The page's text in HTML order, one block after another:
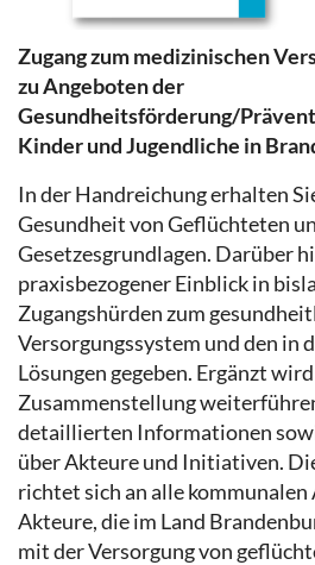
Zugang zum medizinischen
zu Angeboten der
Gesundheitsförderung/
Kinder und Jugendliche in
In der Handreichung erhalten
Gesundheit von Geflüchteten
Gesetzesgrundlagen. Darüber
praxisbezogener Einblick in
Zugangshürden zum
Versorgungssystem und den in
Lösungen gegeben. Ergänzt
Zusammenstellung
detaillierten Informationen
über Akteure und Initiativen.
richtet sich an alle
Akteure, die im Land
mit der Versorgung von